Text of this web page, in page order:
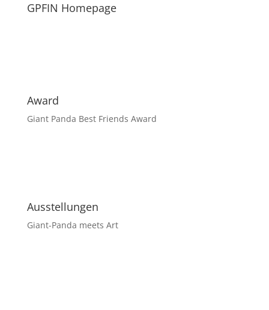
GPFIN Homepage
Award
Giant Panda Best Friends Award
Ausstellungen
Giant-Panda meets Art